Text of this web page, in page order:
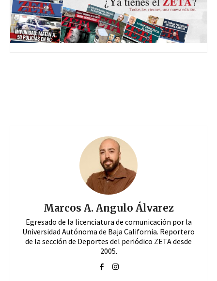
Marcos A. Angulo Álvarez
Egresado de la licenciatura de comunicación por la
Universidad Autónoma de Baja California. Reportero
de la sección de Deportes del periódico ZETA desde
2005.